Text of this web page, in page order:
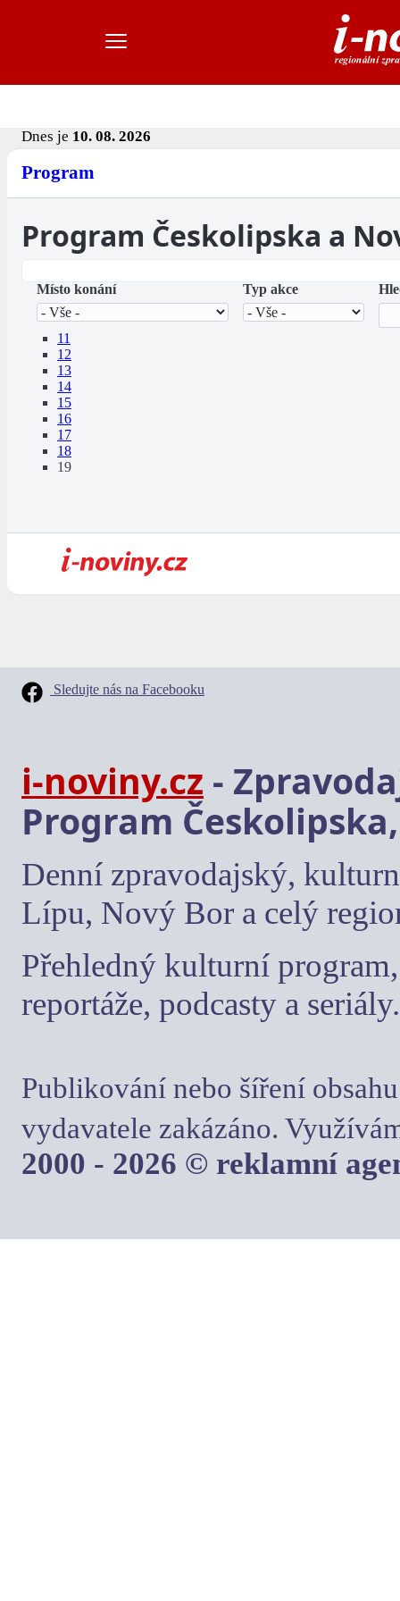
Dnes je 10. 08. 2026
Program
Program Českolipska a
Místo konání Typ akce
11
12
13
14
15
16
17
18
19
Sledujte nás na Facebooku
i-noviny.cz -
Program
Denní zpravodajský,
Lípu, Nový Bor a celý
Přehledný kulturní
reportáže, podcasty a seriály.
Publikování nebo šíření
vydavatele zakázáno.
2000 - 2026 © reklamní